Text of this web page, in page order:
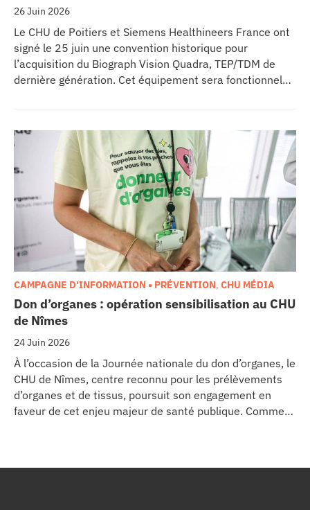
26 Juin 2026
Le CHU de Poitiers et Siemens Healthineers France ont
signé le 25 juin une convention historique pour
l’acquisition du Biograph Vision Quadra, TEP/TDM de
dernière génération. Cet équipement sera fonctionnel
l’excellence clinique et scientifique de l’établissement.
Ce projet représente un investissement de 9,5 millions
d’euros pour l’acquisition et l’installation de
l’équipement au cœur même du pôle régional de
cancérologie.
Don d’organes : opération sensibilisation au CHU
de Nîmes
24 Juin 2026
CAMPAGNE D'INFORMATION • PRÉVENTION, CHU MÉDIA
À l’occasion de la Journée nationale du don d’organes, le
CHU de Nîmes, centre reconnu pour les prélèvements
d’organes et de tissus, poursuit son engagement en
faveur de cet enjeu majeur de santé publique. Comme